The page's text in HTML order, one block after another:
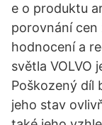
e o produktu
porovnání
hodnocení a
světla VOLVO
Poškozený díl
jeho stav